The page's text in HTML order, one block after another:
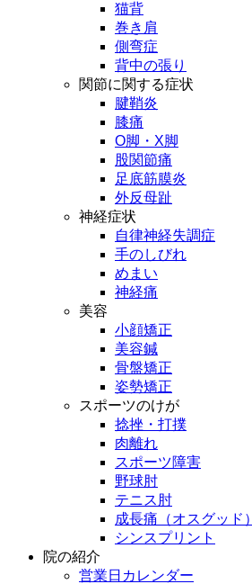
猫背
巻き肩
側弯症
背中の張り
関節に関する症状
腱鞘炎
膝痛
O脚・X脚
股関節痛
足底筋膜炎
外反母趾
神経症状
自律神経失調症
手のしびれ
めまい
神経痛
美容
小顔矯正
美容鍼
骨盤矯正
姿勢矯正
スポーツのけが
捻挫・打撲
肉離れ
スポーツ障害
野球肘
テニス肘
成長痛（オスグッド）
シンスプリント
院の紹介
営業日カレンダー